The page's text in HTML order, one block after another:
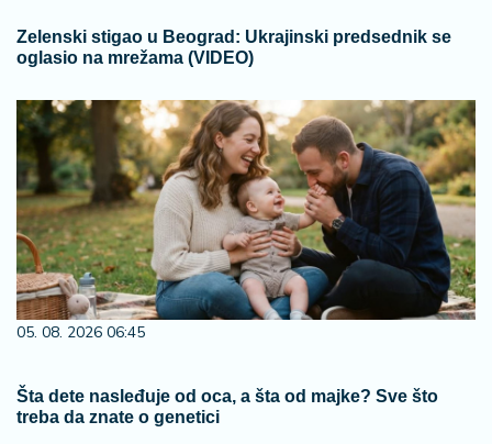
Zelenski stigao u Beograd: Ukrajinski predsednik se
oglasio na mrežama (VIDEO)
05. 08. 2026 06:45
Šta dete nasleđuje od oca, a šta od majke? Sve što
treba da znate o genetici